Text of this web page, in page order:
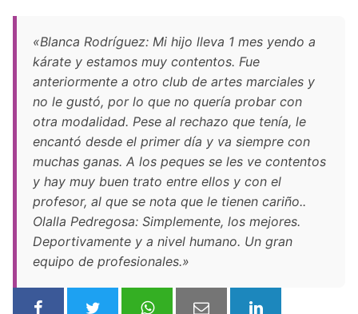
«Blanca Rodríguez: Mi hijo lleva 1 mes yendo a
kárate y estamos muy contentos. Fue
anteriormente a otro club de artes marciales y
no le gustó, por lo que no quería probar con
otra modalidad. Pese al rechazo que tenía, le
encantó desde el primer día y va siempre con
muchas ganas. A los peques se les ve contentos
y hay muy buen trato entre ellos y con el
profesor, al que se nota que le tienen cariño..
Olalla Pedregosa: Simplemente, los mejores.
Deportivamente y a nivel humano. Un gran
equipo de profesionales.»